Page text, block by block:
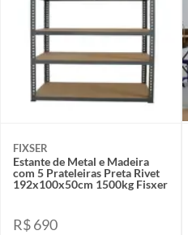
FIXSER
Estante de Metal e Madeira
com 5 Prateleiras Preta Rivet
192x100x50cm 1500kg Fisxer
R$ 690